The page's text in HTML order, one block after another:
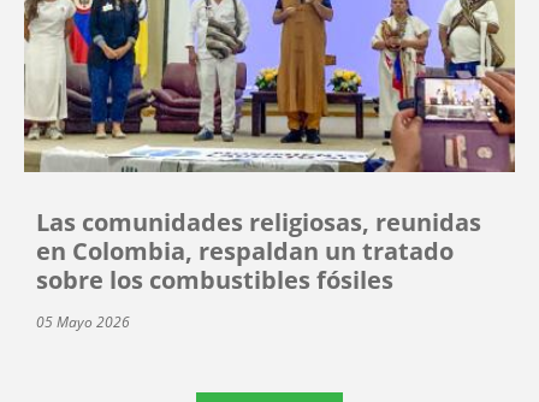
Las comunidades religiosas, reunidas
en Colombia, respaldan un tratado
sobre los combustibles fósiles
05 Mayo 2026